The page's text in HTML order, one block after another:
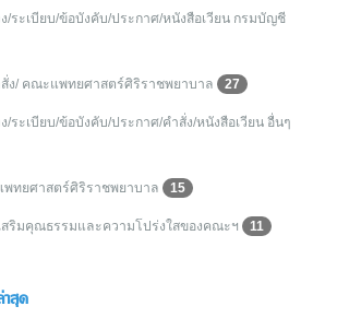
/ระเบียบ/ข้อบังคับ/ประกาศ/หนังสือเวียน กรมบัญชี
ง/ คณะแพทยศาสตร์ศิริราชพยาบาล 27
ระเบียบ/ข้อบังคับ/ประกาศ/คำสั่ง/หนังสือเวียน อื่นๆ
ทยศาสตร์ศิริราชพยาบาล 15
สริมคุณธรรมและความโปร่งใสของคณะฯ 11
าสุด